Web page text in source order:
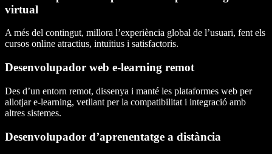
virtual
A més del contingut, millora l’experiència global de l’usuari, fent els
cursos online atractius, intuïtius i satisfactoris.
Desenvolupador web e-learning remot
Des d’un entorn remot, dissenya i manté les plataformes web per
allotjar e-learning, vetllant per la compatibilitat i integració amb
altres sistemes.
Desenvolupador d’aprenentatge a distància